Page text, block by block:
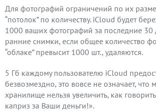
Для фотографий ограничений по их
“потолок” по количеству. iCloud будет
1000 ваших фотографий за последние 30
ранние снимки, если общее количество
“облаке” превысит 1000 шт., удаляются.
5 Гб каждому пользователю iCloud
безвозмездно, это вовсе не означает, что
хранилище нельзя увеличить, как
каприз за Ваши деньги!».